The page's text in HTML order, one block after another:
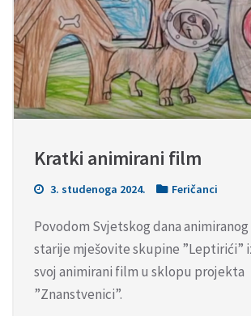
Kratki animirani film
3. studenoga 2024. Feričanci
Povodom Svjetskog dana
starije mješovite skupine ”Leptirići”
svoj animirani film u sklopu projekta
”Znanstvenici”.